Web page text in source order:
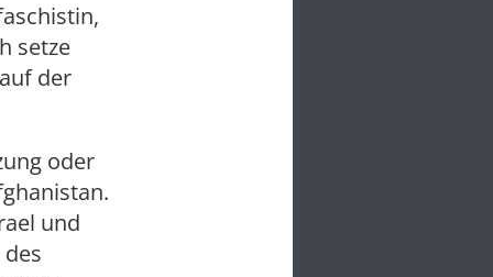
setze
der
oder
und